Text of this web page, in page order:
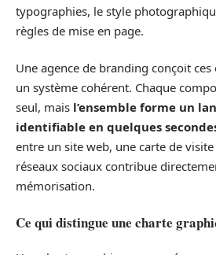
typographies, le style
règles de mise en page.
Une agence de branding conçoit
un système cohérent. Chaque
seul, mais l’ensemble forme un
identifiable en quelques
entre un site web, une carte de
réseaux sociaux contribue
mémorisation.
Ce qui distingue une charte